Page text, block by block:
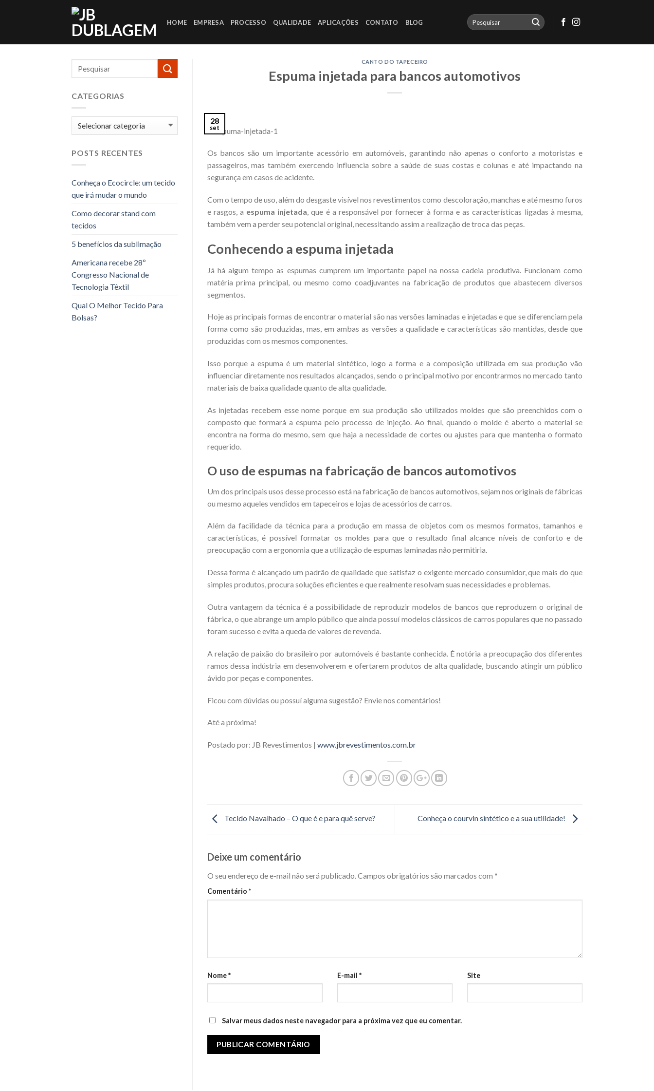
HOME EMPRESA PROCESSO QUALIDADE APLICAÇÕES CONTATO BLOG
CATEGORIAS
Categorias
POSTS RECENTES
Conheça o Ecocircle: um tecido
que irá mudar o mundo
Como decorar stand com
tecidos
5 benefícios da sublimação
Americana recebe 28º
Congresso Nacional de
Tecnologia Têxtil
Qual O Melhor Tecido Para
Bolsas?
CANTO DO TAPECEIRO
Espuma injetada para bancos automotivos
28
set
Os bancos são um importante acessório em automóveis, garantindo não apenas o conforto a motoristas e
passageiros, mas também exercendo influencia sobre a saúde de suas costas e colunas e até impactando na
segurança em casos de acidente.
Com o tempo de uso, além do desgaste visível nos revestimentos como descoloração, manchas e até mesmo furos
e rasgos, a espuma injetada, que é a responsável por fornecer à forma e as características ligadas à mesma,
também vem a perder seu potencial original, necessitando assim a realização de troca das peças.
Conhecendo a espuma injetada
Já há algum tempo as espumas cumprem um importante papel na nossa cadeia produtiva. Funcionam como
matéria prima principal, ou mesmo como coadjuvantes na fabricação de produtos que abastecem diversos
segmentos.
Hoje as principais formas de encontrar o material são nas versões laminadas e injetadas e que se diferenciam pela
forma como são produzidas, mas, em ambas as versões a qualidade e características são mantidas, desde que
produzidas com os mesmos componentes.
Isso porque a espuma é um material sintético, logo a forma e a composição utilizada em sua produção vão
influenciar diretamente nos resultados alcançados, sendo o principal motivo por encontrarmos no mercado tanto
materiais de baixa qualidade quanto de alta qualidade.
As injetadas recebem esse nome porque em sua produção são utilizados moldes que são preenchidos com o
composto que formará a espuma pelo processo de injeção. Ao final, quando o molde é aberto o material se
encontra na forma do mesmo, sem que haja a necessidade de cortes ou ajustes para que mantenha o formato
requerido.
O uso de espumas na fabricação de bancos automotivos
Um dos principais usos desse processo está na fabricação de bancos automotivos, sejam nos originais de fábricas
ou mesmo aqueles vendidos em tapeceiros e lojas de acessórios de carros.
Além da facilidade da técnica para a produção em massa de objetos com os mesmos formatos, tamanhos e
características, é possível formatar os moldes para que o resultado final alcance níveis de conforto e de
preocupação com a ergonomia que a utilização de espumas laminadas não permitiria.
Dessa forma é alcançado um padrão de qualidade que satisfaz o exigente mercado consumidor, que mais do que
simples produtos, procura soluções eficientes e que realmente resolvam suas necessidades e problemas.
Outra vantagem da técnica é a possibilidade de reproduzir modelos de bancos que reproduzem o original de
fábrica, o que abrange um amplo público que ainda possuí modelos clássicos de carros populares que no passado
foram sucesso e evita a queda de valores de revenda.
A relação de paixão do brasileiro por automóveis é bastante conhecida. É notória a preocupação dos diferentes
ramos dessa indústria em desenvolverem e ofertarem produtos de alta qualidade, buscando atingir um público
ávido por peças e componentes.
Ficou com dúvidas ou possuí alguma sugestão? Envie nos comentários!
Até a próxima!
Postado por: JB Revestimentos | www.jbrevestimentos.com.br
Tecido Navalhado – O que é e para quê serve? Conheça o courvin sintético e a sua utilidade!
Deixe um comentário
O seu endereço de e-mail não será publicado.Campos obrigatórios são marcados com *
Comentário *
Nome* E-mail * Site
Salvar meus dados neste navegador para a próxima vez que eu comentar.